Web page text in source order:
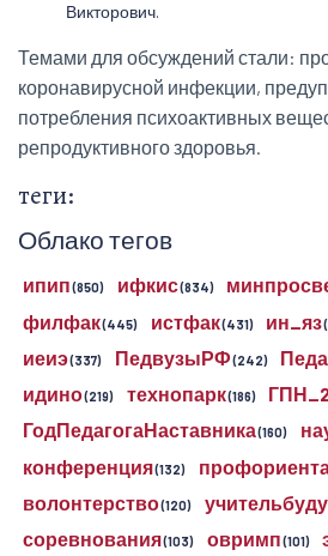
Викторович.
Темами для обсуждений стали:
коронавирусной инфекции,
потребления психоактивных
репродуктивного здоровья.
теги:
Облако тегов
ипип(850) ифкис(834)
филфак(445) истфак(431) ин_яз
иеиэ(337) ПедвузыРФ(242)
идино(219) технопарк(186)
ГодПедагогаНаставника(160)
конференция(132)
волонтерство(120)
соревнования(103) овримп(101)